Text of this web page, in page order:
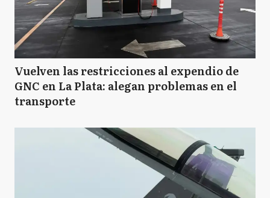
Vuelven las restricciones al expendio de
GNC en La Plata: alegan problemas en el
transporte